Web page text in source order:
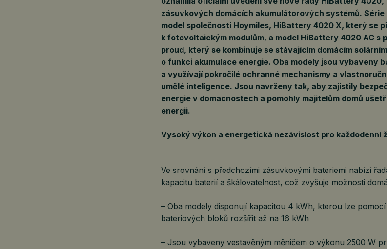
zásuvkových domácích akumulátorových systémů.
model společnosti Hoymiles, HiBattery 4020 X, který se
k fotovoltaickým modulům, a model HiBattery 4020 AC s
proud, který se kombinuje se stávajícím domácím
o funkci akumulace energie. Oba modely jsou vybaveny
a využívají pokročilé ochranné mechanismy a
umělé inteligence. Jsou navrženy tak, aby zajistily
energie v domácnostech a pomohly majitelům domů
energii.
Vysoký výkon a energetická nezávislost pro každodenní
Ve srovnání s předchozími zásuvkovými bateriemi nabízí
kapacitu baterií a škálovatelnost, což zvyšuje možnosti
– Oba modely disponují kapacitou 4 kWh, kterou lze
bateriových bloků rozšířit až na 16 kWh
– Jsou vybaveny vestavěným měničem o výkonu 2500 W